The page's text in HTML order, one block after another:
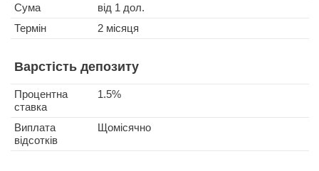
Сума
від 1 дол.
Термін
2 місяця
Варстість депозиту
Процентна
ставка
1.5%
Виплата
відсотків
Щомісячно